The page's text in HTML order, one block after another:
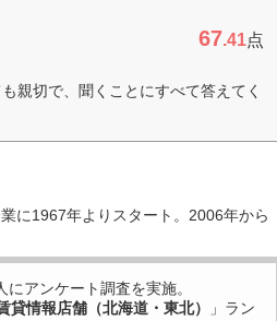
67.41点
親切で、聞くことにすべて答えてく
に1967年よりスタート。2006年から
にアンケート調査を実施。
貸情報店舗（北海道・東北）
」ラン